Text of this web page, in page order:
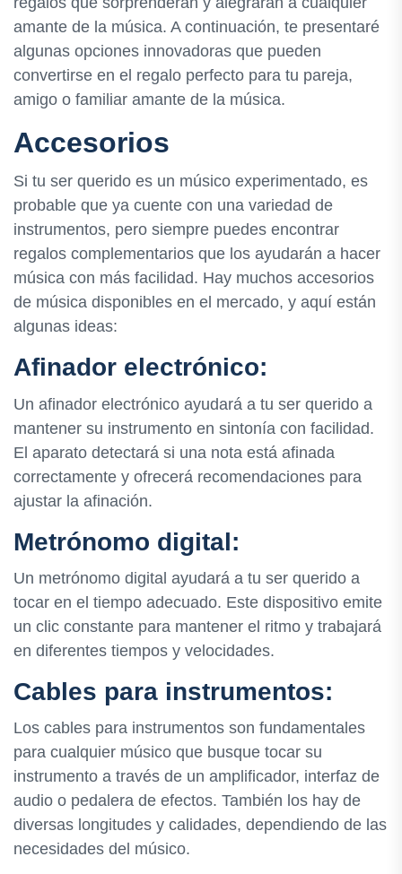
amante de la música. A continuación, te presentaré
algunas opciones innovadoras que pueden
convertirse en el regalo perfecto para tu pareja,
amigo o familiar amante de la música.
Accesorios
Si tu ser querido es un músico experimentado, es
probable que ya cuente con una variedad de
instrumentos, pero siempre puedes encontrar
regalos complementarios que los ayudarán a hacer
música con más facilidad. Hay muchos accesorios
de música disponibles en el mercado, y aquí están
algunas ideas:
Afinador electrónico:
Un afinador electrónico ayudará a tu ser querido a
mantener su instrumento en sintonía con facilidad.
El aparato detectará si una nota está afinada
correctamente y ofrecerá recomendaciones para
ajustar la afinación.
Metrónomo digital:
Un metrónomo digital ayudará a tu ser querido a
tocar en el tiempo adecuado. Este dispositivo emite
un clic constante para mantener el ritmo y trabajará
en diferentes tiempos y velocidades.
Cables para instrumentos:
Los cables para instrumentos son fundamentales
para cualquier músico que busque tocar su
instrumento a través de un amplificador, interfaz de
audio o pedalera de efectos. También los hay de
diversas longitudes y calidades, dependiendo de las
necesidades del músico.